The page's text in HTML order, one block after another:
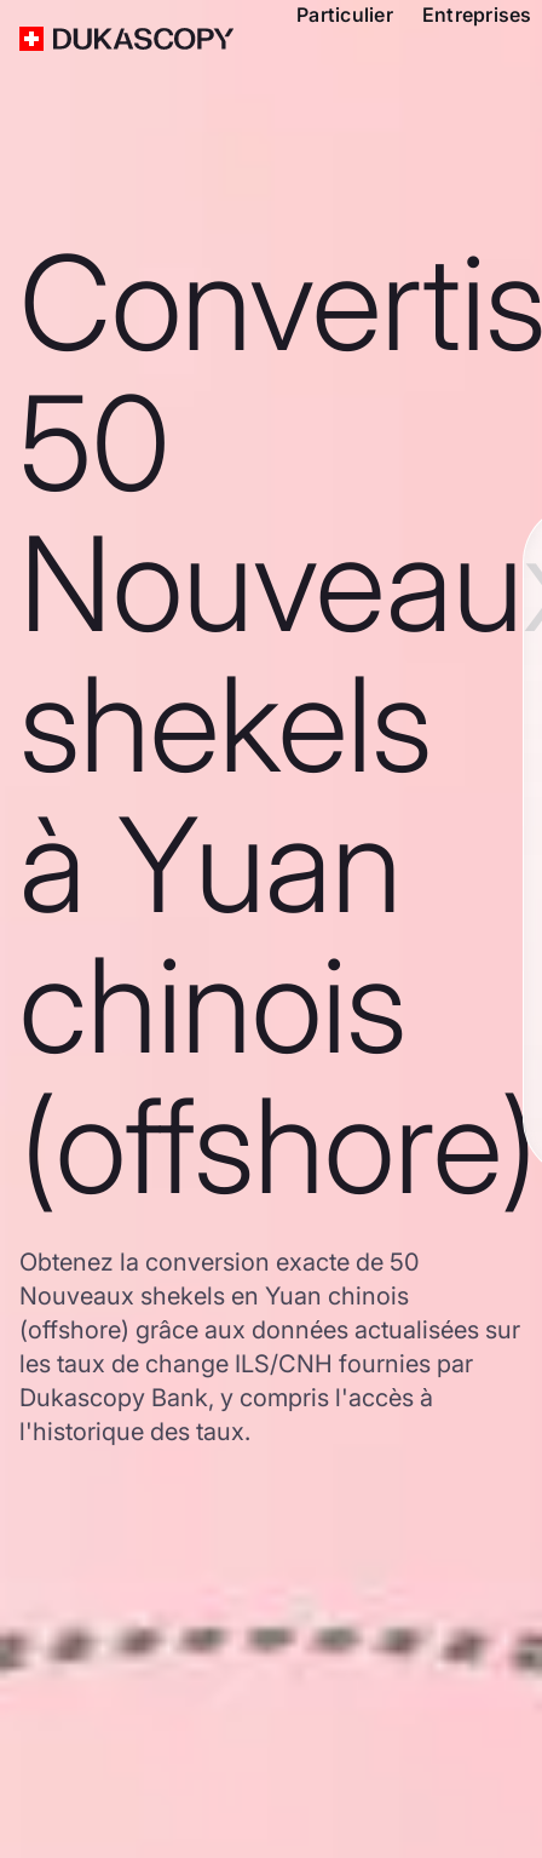
Particulier Entreprises
50
shekels
à Yuan
chinois
(offshore)
Obtenez la conversion exacte de 50
Nouveaux shekels en Yuan chinois
(offshore) grâce aux données actualisées sur
les taux de change ILS/CNH fournies par
Dukascopy Bank, y compris l'accès à
l'historique des taux.